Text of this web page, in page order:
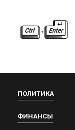
ПОЛИТИКА
ФИНАНСЫ